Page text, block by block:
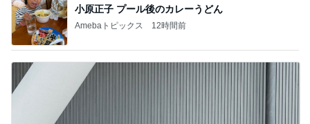
小原正子 プール後のカレーうどん
Amebaトピックス 12時間前